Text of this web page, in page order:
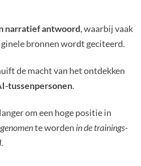
narratief antwoord, waarbij vaak
bronnen wordt geciteerd.
de macht van het ontdekken
tussenpersonen.
om een hoge positie in
te worden in de trainings-